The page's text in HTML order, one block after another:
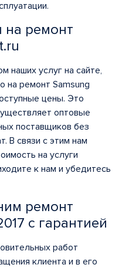
на ремонт
наших услуг на сайте,
на ремонт Samsung
цены. Это
оптовые
поставщиков без
В связи с этим нам
на услуги
к нам и убедитесь
ремонт
с гарантией
работ
клиента и в его